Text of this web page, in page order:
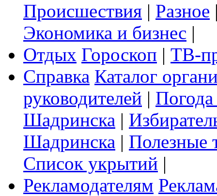
Происшествия | Разное
Экономика и бизнес |
Отдых Гороскоп | ТВ-
Справка Каталог
руководителей |
Шадринска |
Шадринска | Полезные
Список укрытий |
Рекламодателям